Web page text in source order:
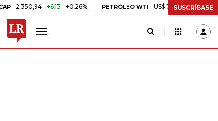
+6,13 +0,26% PETRÓLEO WTI US$ 78,01 US$ 2,92
SUSCRÍBASE